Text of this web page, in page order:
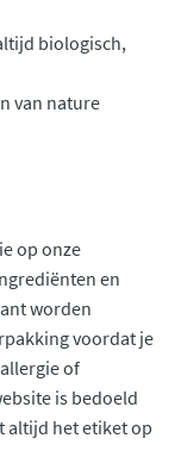
biologisch,
van nature
op onze
en
worden
voordat je
of
is bedoeld
altijd het etiket op